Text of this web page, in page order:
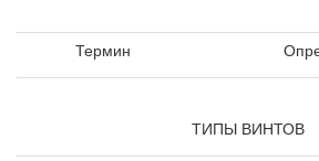
Термин
ТИПЫ ВИНТОВ